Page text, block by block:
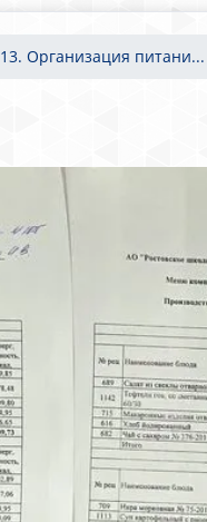
13. Организация питани...